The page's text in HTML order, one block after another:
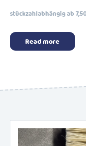
stückzahlabhängig ab
Read more